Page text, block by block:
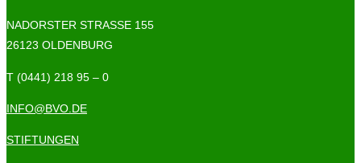
NADORSTER STRASSE 155
26123 OLDENBURG
T (0441) 218 95 – 0
INFO@BVO.DE
STIFTUNGEN